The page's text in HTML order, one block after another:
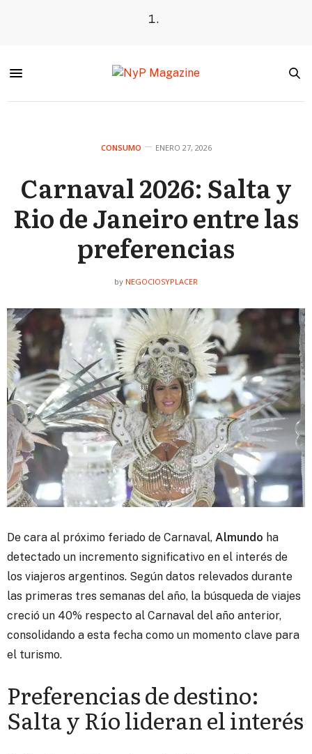
CONSUMO ENERO 27, 2026
Carnaval 2026: Salta y
Rio de Janeiro entre las
preferencias
by NEGOCIOSYPLACER
De cara al próximo feriado de Carnaval, Almundo ha
detectado un incremento significativo en el interés de
los viajeros argentinos. Según datos relevados durante
las primeras tres semanas del año, la búsqueda de viajes
creció un 40% respecto al Carnaval del año anterior,
consolidando a esta fecha como un momento clave para
el turismo.
Preferencias de destino:
Salta y Río lideran el interés